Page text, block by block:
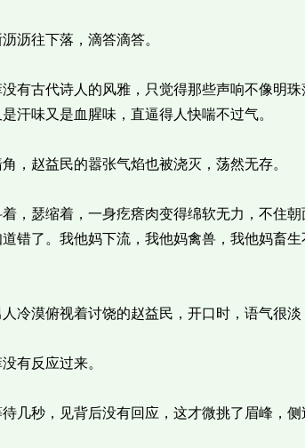
往下落，滴答滴答。
古代诗人的风雅，只觉得那些声响不像明珠
汗味又是血腥味，直逼得人快喘不过气。
赵益民的嚣张气焰也被浇灭，荡然无存。
瑟缩着，一身疙瘩肉变得绵软无力，不住朝
错了。我他妈下流，我他妈禽兽，我他妈畜
漠俯视着讨饶的赵益民，开口时，语气很淡
反应过来。
秒，见背后没有回应，这才微挑了眉峰，侧